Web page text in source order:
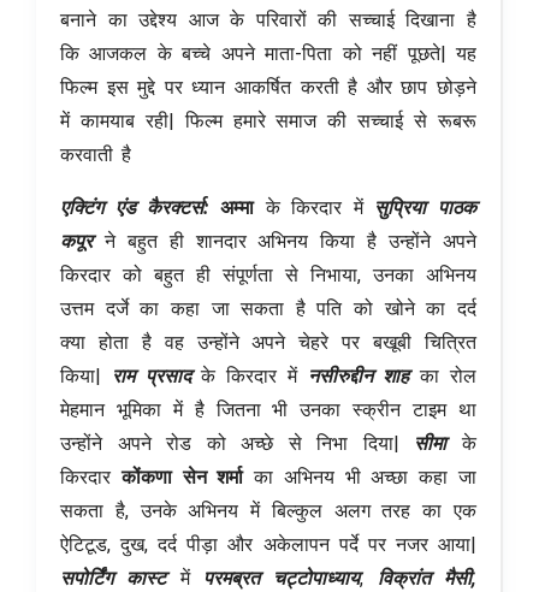
बनाने का उद्देश्य आज के परिवारों की सच्चाई दिखाना है
कि आजकल के बच्चे अपने माता-पिता को नहीं पूछते| यह
फिल्म इस मुद्दे पर ध्यान आकर्षित करती है और छाप छोड़ने
में कामयाब रही| फिल्म हमारे समाज की सच्चाई से रूबरू
करवाती है
एक्टिंग एंड कैरक्टर्स: अम्माके किरदार में सुप्रिया पाठक
कपूर ने बहुत ही शानदार अभिनय किया है उन्होंने अपने
किरदार को बहुत ही संपूर्णता से निभाया, उनका अभिनय
उत्तम दर्जे का कहा जा सकता है पति को खोने का दर्द
क्या होता है वह उन्होंने अपने चेहरे पर बखूबी चित्रित
किया|
राम प्रसादके किरदार में नसीरुद्दीन शाहका रोल
मेहमान भूमिका में है जितना भी उनका स्क्रीन टाइम था
उन्होंने अपने रोड को अच्छे से निभा दिया| सीमाके
किरदारकोंकणा सेन शर्माका अभिनय भी अच्छा कहा जा
सकता है, उनके अभिनय में बिल्कुल अलग तरह का एक
ऐटिटूड, दुख, दर्द पीड़ा और अकेलापन पर्दे पर नजर आया|
सपोर्टिंग कास्टमें परमब्रत चट्टोपाध्याय, विक्रांत मैसी,